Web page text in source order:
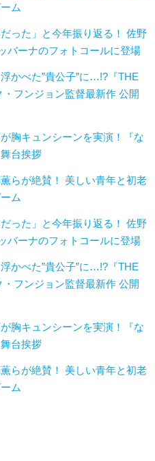
ム
った」と今年振り返る！ 佐野
バーナのフォトコールに登場
かべた”貴公子”に…!?『THE
フンジョン監督最新作 公開
胸キュンシーンを実演！『な
台挨拶
らが絶賛！ 美しい青年と初老
ム
った」と今年振り返る！ 佐野
バーナのフォトコールに登場
かべた”貴公子”に…!?『THE
フンジョン監督最新作 公開
胸キュンシーンを実演！『な
台挨拶
らが絶賛！ 美しい青年と初老
ム